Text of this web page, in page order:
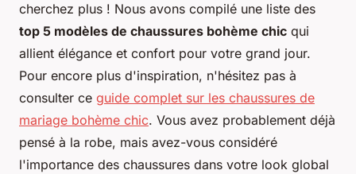
cherchez plus ! Nous avons compilé une liste des
top 5 modèles de chaussures bohème chic qui
allient élégance et confort pour votre grand jour.
Pour encore plus d'inspiration, n'hésitez pas à
consulter ce guide complet sur les chaussures de
mariage bohème chic. Vous avez probablement déjà
pensé à la robe, mais avez-vous considéré
l'importance des chaussures dans votre look global